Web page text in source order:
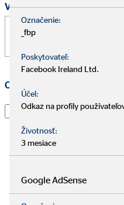
Vaša správa*
Ochrana osobných údajov
Prečítal som si
informácie a
ma kontaktoval
e-mailovej adresy a
účely. Súhlas je
Označenie:
_fbp
Poskytovateľ:
Facebook Ireland Ltd.
Účel:
Odkaz na profily
Životnosť:
3 mesiace
Google AdSense